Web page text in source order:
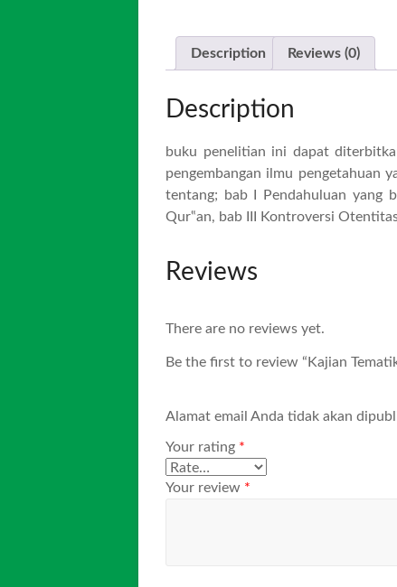
Description Reviews (0)
Description
buku penelitian ini dapat
pengembangan ilmu pengetahuan
tentang; bab I Pendahuluan yang
Qur‟an, bab III Kontroversi
Reviews
There are no reviews yet.
Be the first to review “Kajian
Alamat email Anda tidak akan
Your rating *
Your review *